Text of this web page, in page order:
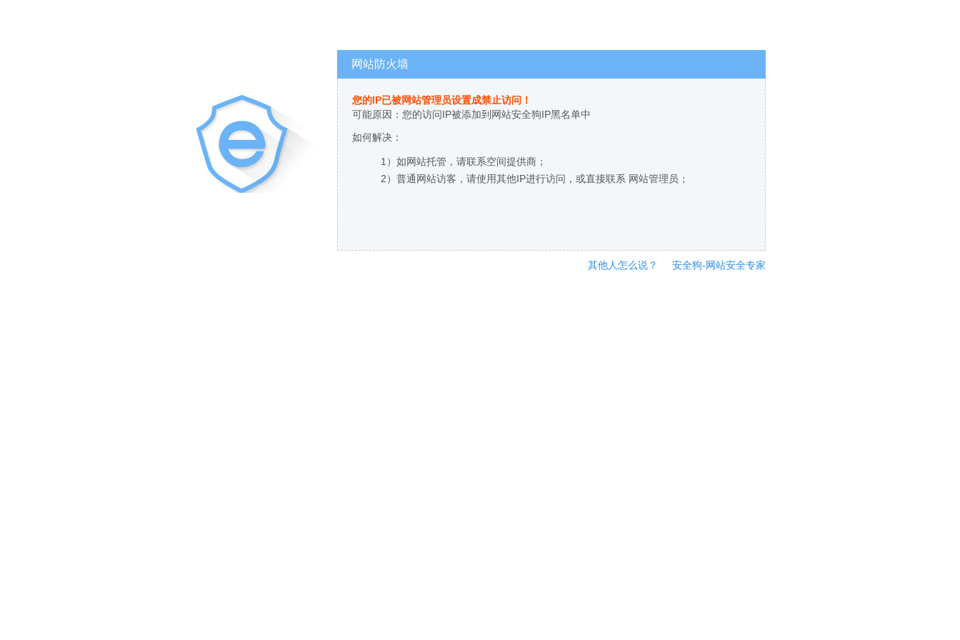
网站防火墙
您的IP已被网站管理员设置成禁止访问！
可能原因：您的访问IP被添加到网站安全狗IP黑名单中
如何解决：
1）如网站托管，请联系空间提供商；
2）普通网站访客，请使用其他IP进行访问，或直接联系 网站管理员；
其他人怎么说？ 安全狗-网站安全专家